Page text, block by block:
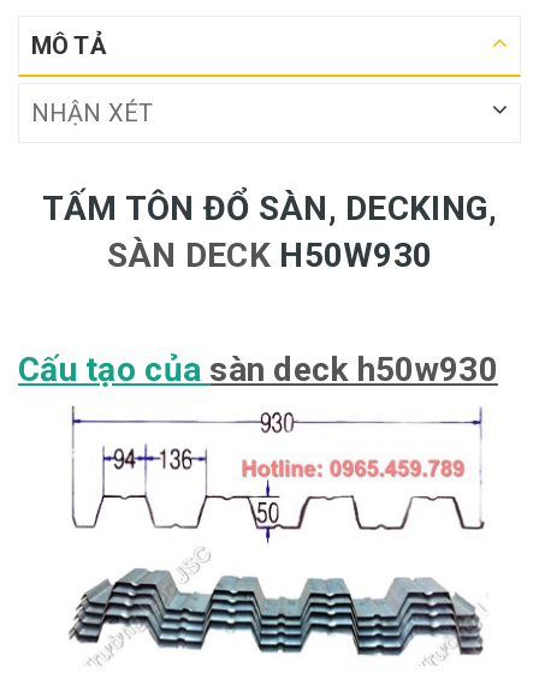
MÔ TẢ
NHẬN XÉT
TẤM TÔN ĐỔ SÀN, DECKING,
SÀN DECK H50W930
Cấu tạo của sàn deck h50w930